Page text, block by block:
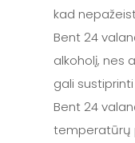
kad
Bent 24
alkoholį, nes
gali
Bent 24
temperatūrų